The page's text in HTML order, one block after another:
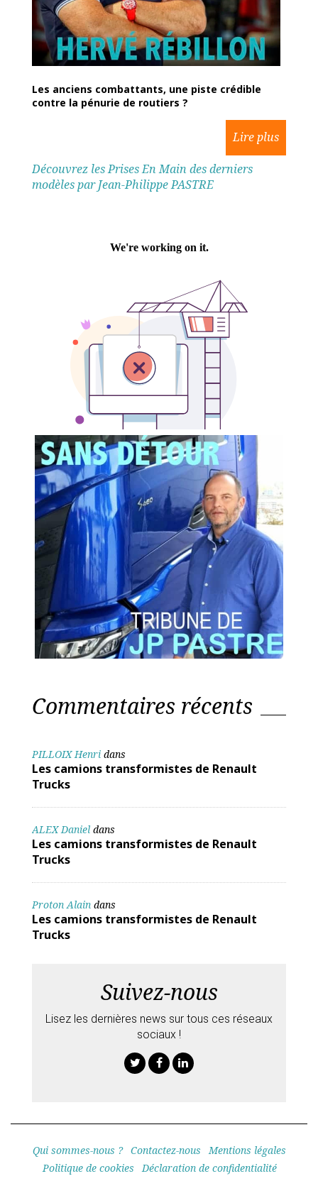
Les anciens combattants, une piste crédible
contre la pénurie de routiers ?
Découvrez les Prises En Main des derniers
modèles par Jean-Philippe PASTRE
Commentaires récents
PILLOIX Henri dans
Les camions transformistes de Renault
Trucks
ALEX Daniel dans
Les camions transformistes de Renault
Trucks
Proton Alain dans
Les camions transformistes de Renault
Trucks
Suivez-nous
Lisez les dernières news sur tous ces réseaux
sociaux !
Qui sommes-nous ? Contactez-nous
Mentions légales
Politique de cookies
Déclaration de confidentialité